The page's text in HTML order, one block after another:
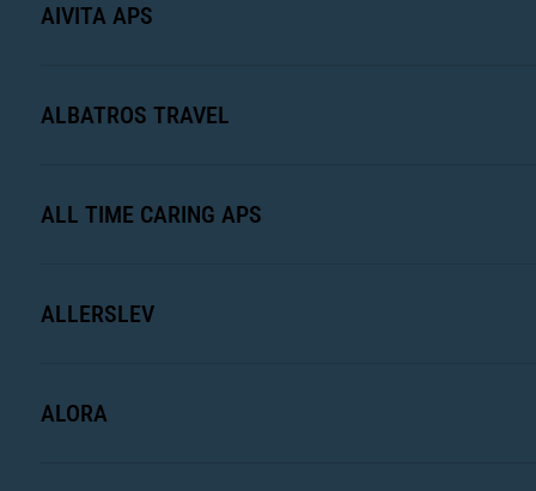
AIVITA APS
ALBATROS TRAVEL
ALL TIME CARING APS
ALLERSLEV
ALORA